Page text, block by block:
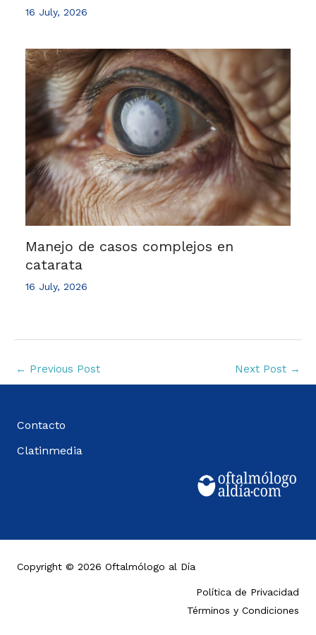
16 July, 2026
Manejo de casos complejos en
catarata
16 July, 2026
← Previous Post Next Post →
Contacto
Clatinmedia
Copyright © 2026 Oftalmólogo al Día
Política de Privacidad
Términos y Condiciones